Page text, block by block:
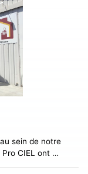
sein de notre
Pro CIEL ont …